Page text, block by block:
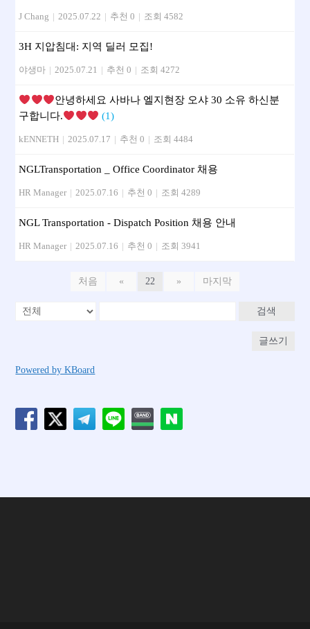
J Chang | 2025.07.22 | 추천 0 | 조회 4582
3H 지압침대: 지역 딜러 모집!
야생마 | 2025.07.21 | 추천 0 | 조회 4272
안녕하세요 사바나 엘지현장 오샤 30 소유 하신분
구합니다.
(1)
kENNETH | 2025.07.17 | 추천 0 | 조회 4484
NGLTransportation _ Office Coordinator 채용
HR Manager | 2025.07.16 | 추천 0 | 조회 4289
NGL Transportation - Dispatch Position 채용 안내
HR Manager | 2025.07.16 | 추천 0 | 조회 3941
처음 « 22 » 마지막
검색
글쓰기
Powered by KBoard